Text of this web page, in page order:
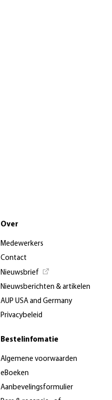
Over
Medewerkers
Contact
Nieuwsbrief
Nieuwsberichten & artikelen
AUP USA and Germany
Privacybeleid
Bestelinfomatie
Algemene voorwaarden
eBoeken
Aanbevelingsformulier